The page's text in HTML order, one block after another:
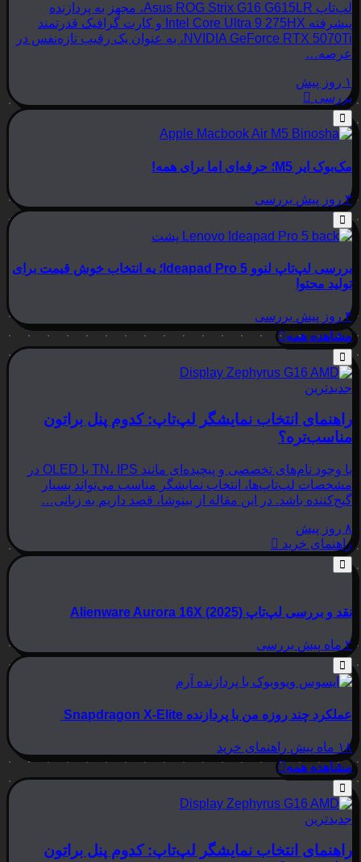
لپ‌تاپ Asus ROG Strix G16 G615LR، مجهز به پردازنده
پیشرفته Intel Core Ultra 9 275HX و کارت گرافیک قدرتمند
NVIDIA GeForce RTX 5070Ti، به عنوان یک رقیب تازه‌نفس در
عرصه…
۱ روز پیش
بررسی
مک‌بوک ایر M5؛ حرفه‌ای اما برای همه!
۳ روز پیش بررسی
بررسی لپ‌تاپ لنوو Ideapad Pro 5؛ یه انتخاب خوش قیمت برای
تولید محتوا
۴ روز پیش
بررسی
مشاهده همه
جدیدترین
راهنمای انتخاب نمایشگر لپ‌تاپ: کدوم پنل براتون
مناسب‌تره؟
با وجود نام‌های تخصصی و پیچیده‌ای مانند TN، IPS یا OLED در
مشخصات لپ‌تاپ‌ها، انتخاب نمایشگر مناسب می‌تواند بسیار
گیج‌کننده باشد. در این مقاله از بینوشا، قصد داریم به زبانی…
۸ روز پیش
راهنمای خرید
نقد و بررسی لپ‌تاپ Alienware Aurora 16X (2025)
۲ ماه پیش بررسی
عملکرد چند روزه من با پردازنده Snapdragon X-Elite
۱۸ ماه پیش
راهنمای خرید
مشاهده همه
جدیدترین
راهنمای انتخاب نمایشگر لپ‌تاپ: کدوم پنل براتون